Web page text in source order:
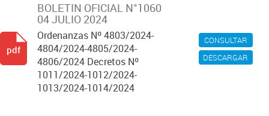
CONSULTAR
DESCARGAR
BOLETIN OFICIAL N°1060
04 JULIO 2024
Ordenanzas Nº 4803/2024-
4804/2024-4805/2024-
4806/2024 Decretos Nº
1011/2024-1012/2024-
1013/2024-1014/2024
pdf